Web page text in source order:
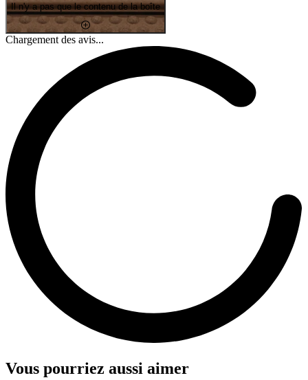
Il n'y a pas que le contenu de la boîte
Chargement des avis...
Vous pourriez aussi aimer